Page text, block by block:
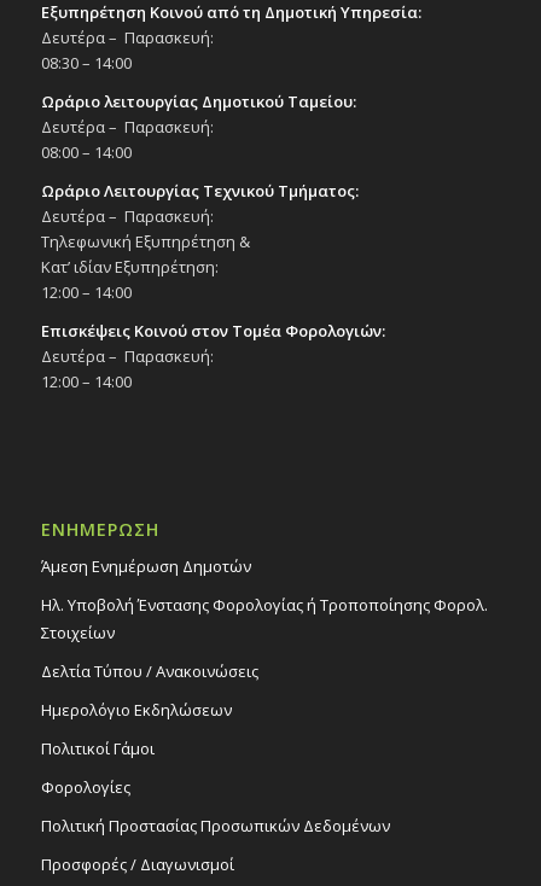
Εξυπηρέτηση Κοινού από τη Δημοτική Υπηρεσία:
Δευτέρα – Παρασκευή:
08:30 – 14:00
Ωράριο λειτουργίας Δημοτικού Ταμείου:
Δευτέρα – Παρασκευή:
08:00 – 14:00
Ωράριο Λειτουργίας Τεχνικού Τμήματος:
Δευτέρα – Παρασκευή:
Τηλεφωνική Εξυπηρέτηση &
Κατ’ ιδίαν Εξυπηρέτηση:
12:00 – 14:00
Επισκέψεις Κοινού στον Τομέα Φορολογιών:
Δευτέρα – Παρασκευή:
12:00 – 14:00
ΕΝΗΜΕΡΩΣΗ
Άμεση Ενημέρωση Δημοτών
Ηλ. Υποβολή Ένστασης Φορολογίας ή Τροποποίησης Φορολ.
Στοιχείων
Δελτία Τύπου / Ανακοινώσεις
Ημερολόγιο Εκδηλώσεων
Πολιτικοί Γάμοι
Φορολογίες
Πολιτική Προστασίας Προσωπικών Δεδομένων
Προσφορές / Διαγωνισμοί